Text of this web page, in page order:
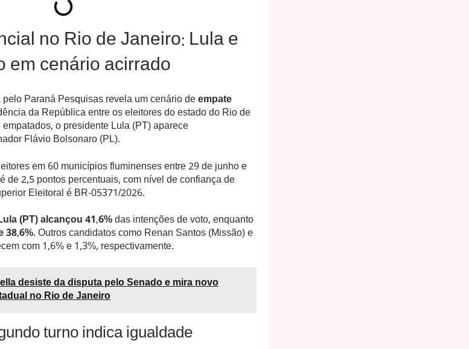
no Rio de Janeiro: Lula e
em cenário acirrado
Paraná Pesquisas revela um cenário deempate
da República entre os eleitores do estado do Rio de
o presidente Lula (PT) aparece
Flávio Bolsonaro (PL).
em 60 municípios fluminenses entre 29 de junho e
de 2,5 pontos percentuais, com nível de confiança de
Eleitoral é BR-05371/2026.
(PT) alcançou 41,6%das intenções de voto, enquanto
38,6%. Outros candidatos como Renan Santos (Missão) e
com 1,6% e 1,3%, respectivamente.
desiste da disputa pelo Senado e mira novo
no Rio de Janeiro
turno indica igualdade